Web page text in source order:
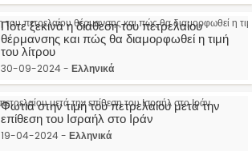
Πότε ξεκινά η διάθεση του πετρελαίου
θέρμανσης και πώς θα διαμορφωθεί η τιμή
του λίτρου
30-09-2024 - Ελληνικά
Φωτιά στην τιμή του πετρελαίου μετά την
επίθεση του Ισραήλ στο Ιράν
19-04-2024 - Ελληνικά